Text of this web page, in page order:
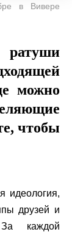
в Вивере
ратуши
можно
чтобы
идеология,
друзей и
За каждой